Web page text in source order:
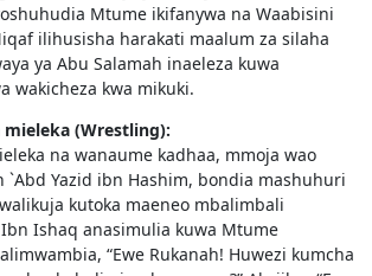
Mtume ikifanywa na Waabisini
ilihusisha harakati maalum za silaha
ya Abu Salamah inaeleza kuwa
wakicheza kwa mikuki.
(Wrestling):
na wanaume kadhaa, mmoja wao
`Abd Yazid ibn Hashim, bondia mashuhuri
kutoka maeneo mbalimbali
Ishaq anasimulia kuwa Mtume
“Ewe Rukanah! Huwezi kumcha